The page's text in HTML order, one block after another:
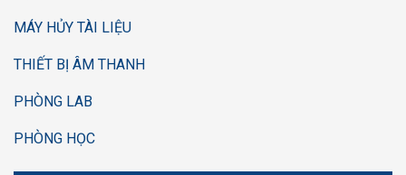
MÁY HỦY TÀI LIỆU
THIẾT BỊ ÂM THANH
PHÒNG LAB
PHÒNG HỌC